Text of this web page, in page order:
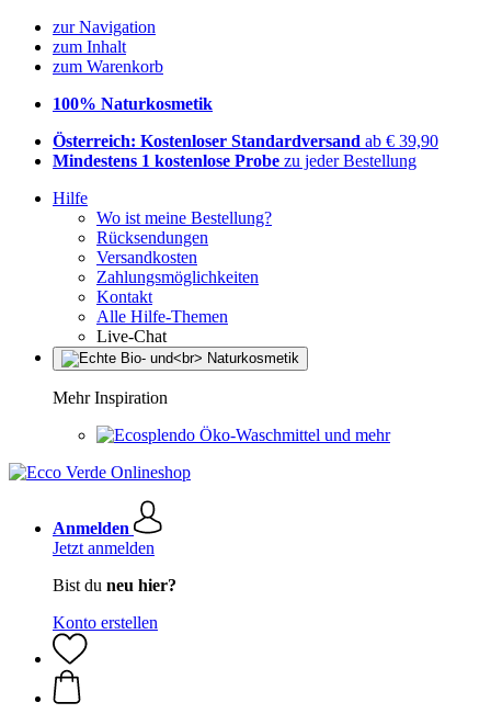
zur Navigation
zum Inhalt
zum Warenkorb
100% Naturkosmetik
Österreich: Kostenloser Standardversand ab € 39,90
Mindestens 1 kostenlose Probe zu jeder Bestellung
Hilfe
Wo ist meine Bestellung?
Rücksendungen
Versandkosten
Zahlungsmöglichkeiten
Kontakt
Alle Hilfe-Themen
Live-Chat
Mehr Inspiration
Öko-Waschmittel und mehr
Anmelden
Jetzt anmelden
Bist du neu hier?
Konto erstellen